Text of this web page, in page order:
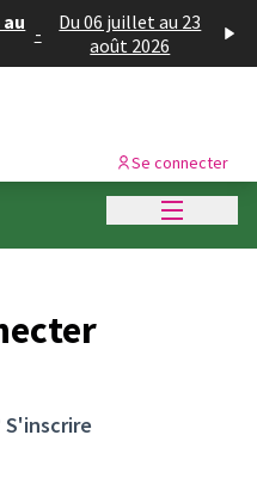
-
Du 06 juillet au 23
août 2026
Menu
Se connecter
S'inscrire